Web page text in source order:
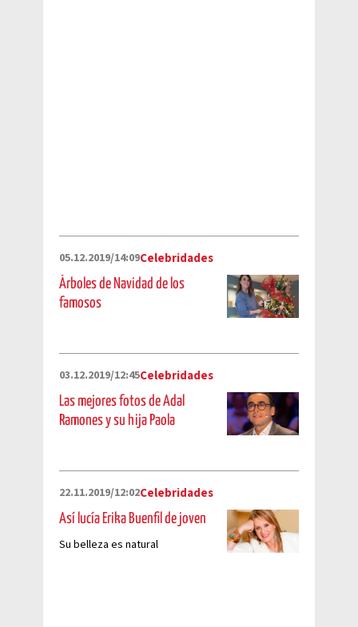
05.12.2019/14:09Celebridades
Árboles de Navidad de los
famosos
03.12.2019/12:45Celebridades
Las mejores fotos de Adal
Ramones y su hija Paola
22.11.2019/12:02Celebridades
Así lucía Erika Buenfil de joven
Su belleza es natural